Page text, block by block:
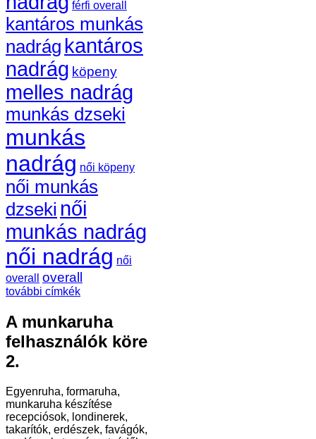
férfi overall
kantáros munkás
nadrág kantáros
nadrág köpeny
melles nadrág
munkás dzseki
munkás
nadrág női köpeny
női munkás
dzseki női
munkás nadrág
női nadrág női
overall
overall
további címkék
A munkaruha
felhasználók köre
2.
Egyenruha, formaruha,
munkaruha készítése
recepciósok, londinerek,
takarítók, erdészek, favágók,